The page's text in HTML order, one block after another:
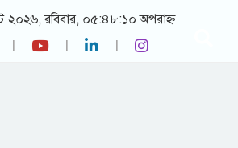
২০২৬, রবিবার, ০৫:৪৮:১০ অপরাহ্ন